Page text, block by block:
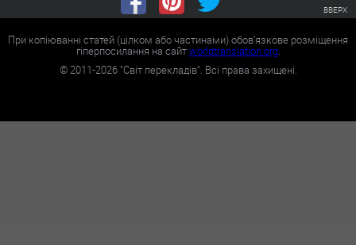
ВВЕРХ
При копіюванні статей (цілком або частинами) обов'язкове розміщення
гіперпосилання на сайтworldtranslation.org.
©2011-2026"Світ перекладів". Всі права захищені.